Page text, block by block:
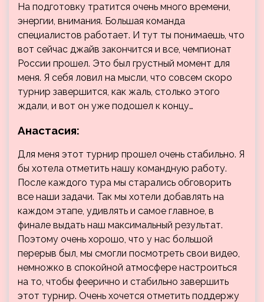
На подготовку тратится очень много времени,
энергии, внимания. Большая команда
специалистов работает. И тут ты понимаешь, что
вот сейчас джайв закончится и все, чемпионат
России прошел. Это был грустный момент для
меня. Я себя ловил на мысли, что совсем скоро
турнир завершится, как жаль, столько этого
ждали, и вот он уже подошел к концу…
Анастасия:
Для меня этот турнир прошел очень стабильно. Я
бы хотела отметить нашу командную работу.
После каждого тура мы старались обговорить
все наши задачи. Так мы хотели добавлять на
каждом этапе, удивлять и самое главное, в
финале выдать наш максимальный результат.
Поэтому очень хорошо, что у нас большой
перерыв был, мы смогли посмотреть свои видео,
немножко в спокойной атмосфере настроиться
на то, чтобы феерично и стабильно завершить
этот турнир. Очень хочется отметить поддержу